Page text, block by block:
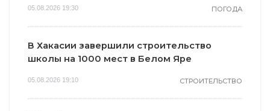
05.08.2026 19:30 ПОГОДА
В Хакасии завершили строительство
школы на 1000 мест в Белом Яре
05.08.2026 19:10 СТРОИТЕЛЬСТВО